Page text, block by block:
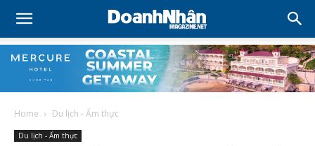
Home Du lịch - Ẩm thực
Du lịch - Ẩm thực